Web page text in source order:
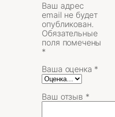
Ваш адрес
email не будет
опубликован.
Обязательные
поля помечены
*
Ваша оценка *
Ваш отзыв *